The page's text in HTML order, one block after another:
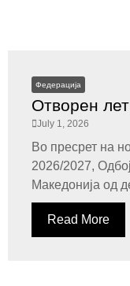
Федерација
Отворен
July 1, 2026
Во пресрет на
2026/2027,
Македонија од
Read More